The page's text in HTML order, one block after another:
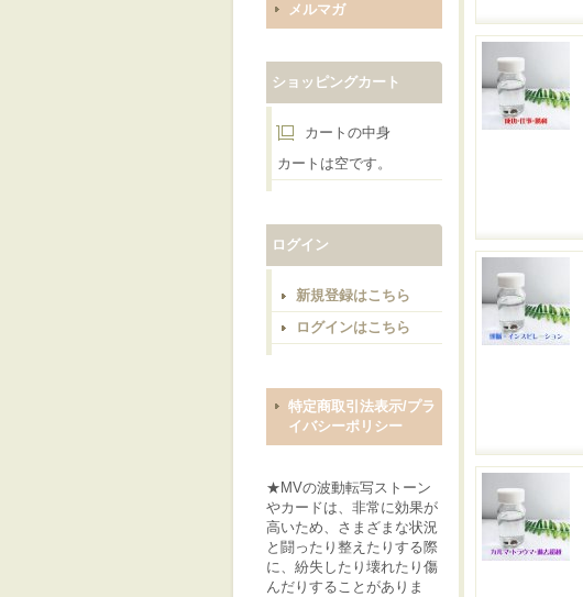
メルマガ
ショッピングカート
カートの中身
カートは空です。
ログイン
新規登録はこちら
ログインはこちら
特定商取引法表示/プラ
イバシーポリシー
★MVの波動転写ストーン
やカードは、非常に効果が
高いため、さまざまな状況
と闘ったり整えたりする際
に、紛失したり壊れたり傷
んだりすることがありま